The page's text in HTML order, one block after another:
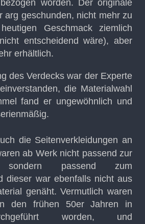
worden. Der originale
arg geschunden, nicht mehr zu
Geschmack ziemlich
entscheidend wäre), aber
erhältlich.
des Verdecks war der Experte
die Materialwahl
fand er ungewöhnlich und
die Seitenverkleidungen an
ab Werk nicht passend zur
sondern passend zum
dieser war ebenfalls nicht aus
genäht. Vermutlich waren
den frühen 50er Jahren in
worden, und